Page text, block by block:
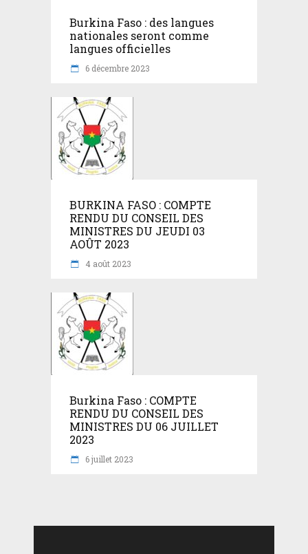
Burkina Faso : des langues
nationales seront comme
langues officielles
6 décembre 2023
BURKINA FASO : COMPTE
RENDU DU CONSEIL DES
MINISTRES DU JEUDI 03
AOÛT 2023
4 août 2023
Burkina Faso : COMPTE
RENDU DU CONSEIL DES
MINISTRES DU 06 JUILLET
2023
6 juillet 2023